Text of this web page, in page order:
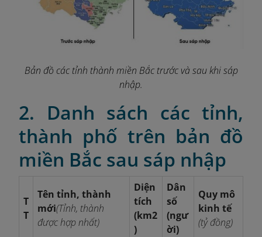
Bản đồ các tỉnh thành miền Bắc trước và sau khi sáp
nhập.
2. Danh sách các tỉnh,
thành phố trên bản đồ
miền Bắc sau sáp nhập
T
T
Tên tỉnh, thành
mới(Tỉnh, thành
được hợp nhất)
Diện
tích
(km2
)
Dân
số
(ngư
ời)
Quy mô
kinh tế
(tỷ đồng)